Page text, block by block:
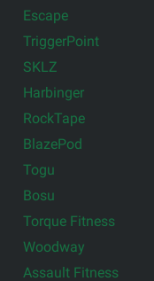
Escape
TriggerPoint
SKLZ
Harbinger
RockTape
BlazePod
Togu
Bosu
Torque Fitness
Woodway
Assault Fitness